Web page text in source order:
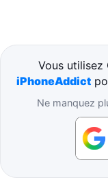
Vous utilisez
iPhoneAddict
Ne manquez